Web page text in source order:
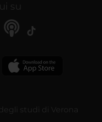
su
studi di Verona